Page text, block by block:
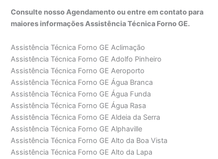
Consulte nosso Agendamento ou entre em contato para
maiores informações Assistência Técnica Forno GE.
Assistência Técnica Forno GE Aclimação
Assistência Técnica Forno GE Adolfo Pinheiro
Assistência Técnica Forno GE Aeroporto
Assistência Técnica Forno GE Água Branca
Assistência Técnica Forno GE Água Funda
Assistência Técnica Forno GE Água Rasa
Assistência Técnica Forno GE Aldeia da Serra
Assistência Técnica Forno GE Alphaville
Assistência Técnica Forno GE Alto da Boa Vista
Assistência Técnica Forno GE Alto da Lapa